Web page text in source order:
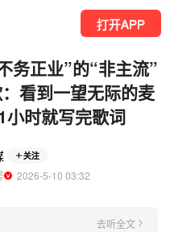
打开APP
务正业”的“非主流”
看到一望无际的麦
小时就写完歌词
关注
  2026-5-10 03:32
去听全文